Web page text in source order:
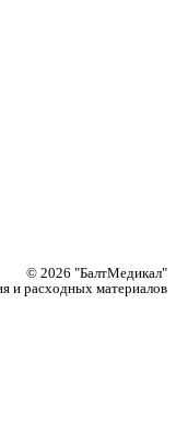
© 2026 "БалтМедикал"
и расходных материалов